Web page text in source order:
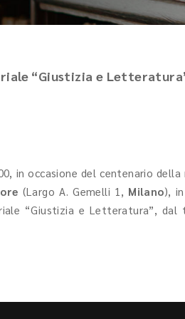
“Giustizia e
in occasione del centenario della
(Largo A. Gemelli 1, Milano),
“Giustizia e Letteratura”,